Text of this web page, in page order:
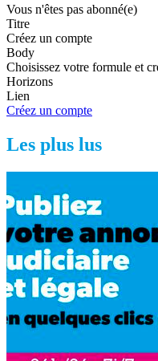
Vous n'êtes pas abonné(e)
Titre
Créez un compte
Body
Choisissez votre formule et
Horizons
Lien
Créez un compte
Les plus lus